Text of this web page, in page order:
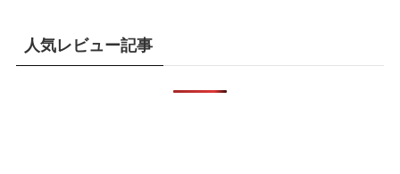
人気レビュー記事